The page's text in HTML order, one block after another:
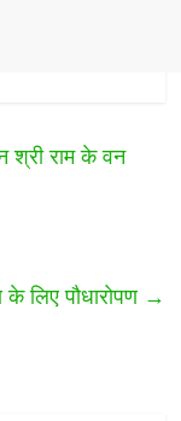
श्री राम के वन
के लिए पौधारोपण →